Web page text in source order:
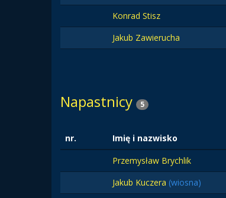
Konrad Stisz
Jakub Zawierucha
Napastnicy 5
nr. Imię i nazwisko
Przemysław Brychlik
Jakub Kuczera (wiosna)